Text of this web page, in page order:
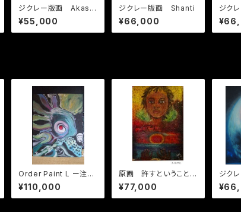
ジクレー版画 Akashi
c Record アカシッ
クレコード
¥55,000
ジクレー版画 Shanti
¥66,000
ジク
る
Order Paint L ー注文
制作 サイズ L
¥110,000
原画 許すということ
ーI permit
¥77,000
ジク